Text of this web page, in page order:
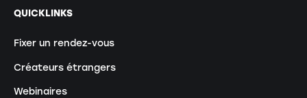
QUICKLINKS
Fixer un rendez-vous
Créateurs étrangers
Webinaires